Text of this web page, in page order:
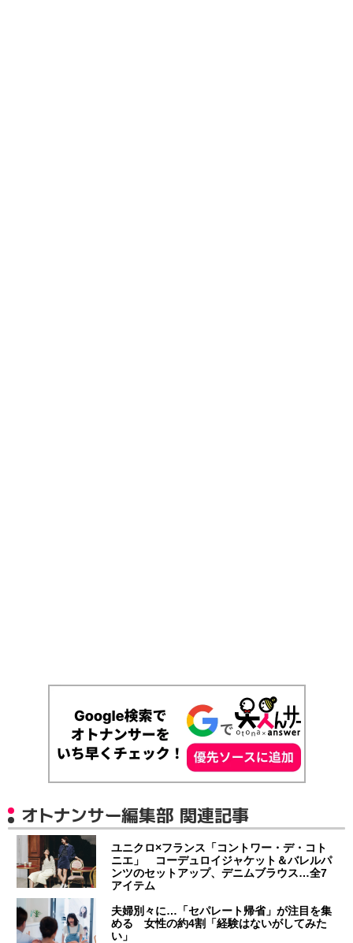
オトナンサー編集部 関連記事
ユニクロ×フランス「コントワー・デ・コト
ニエ」 コーデュロイジャケット＆バレルパ
ンツのセットアップ、デニムブラウス…全7
アイテム
夫婦別々に…「セパレート帰省」が注目を集
める 女性の約4割「経験はないがしてみた
い」